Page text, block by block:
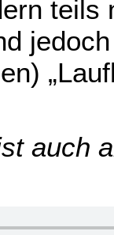
teils
auch